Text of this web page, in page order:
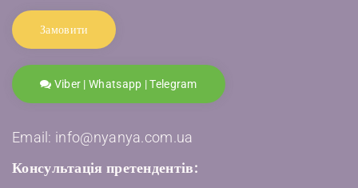
Замовити
Viber | Whatsapp | Telegram
Email: info@nyanya.com.ua
Консультація претендентів: